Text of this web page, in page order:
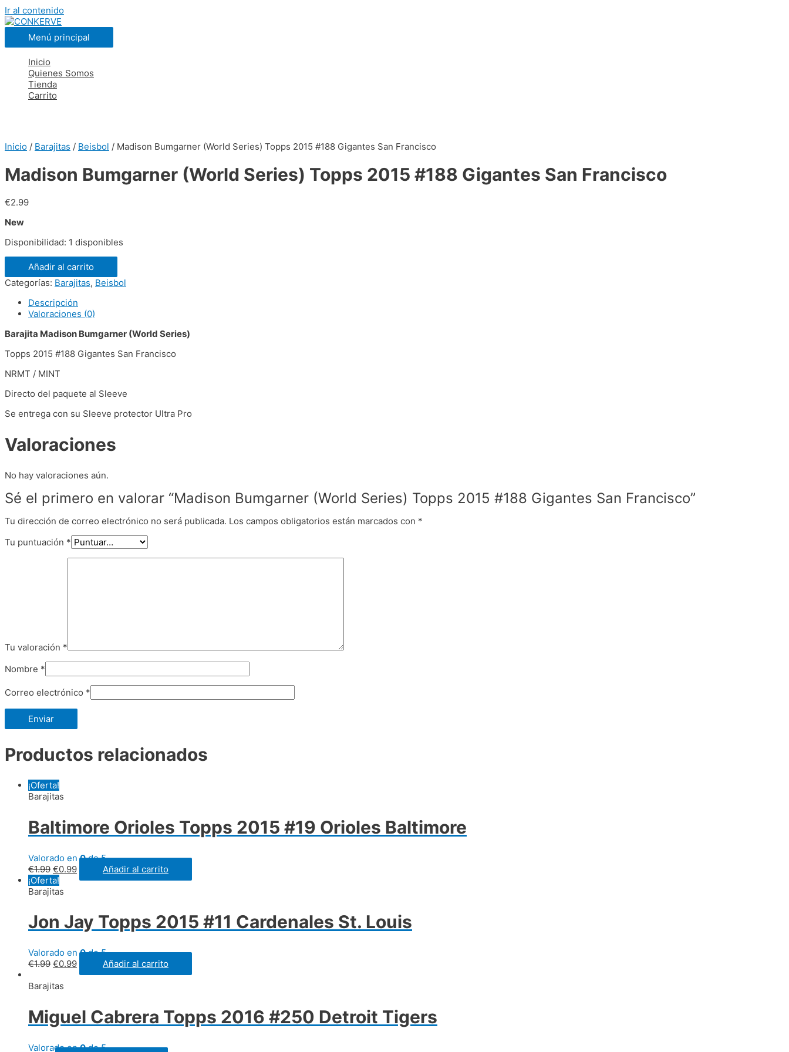
Ir al contenido
Menú principal
Inicio
Quienes Somos
Tienda
Carrito
Inicio / Barajitas / Beisbol / Madison Bumgarner (World Series) Topps 2015 #188 Gigantes San Francisco
Madison Bumgarner (World Series) Topps 2015 #188 Gigantes San Francisco
€2.99
New
Disponibilidad: 1 disponibles
Añadir al carrito
Categorías: Barajitas, Beisbol
Descripción
Valoraciones (0)
Barajita Madison Bumgarner (World Series)
Topps 2015 #188 Gigantes San Francisco
NRMT / MINT
Directo del paquete al Sleeve
Se entrega con su Sleeve protector Ultra Pro
Valoraciones
No hay valoraciones aún.
Sé el primero en valorar “Madison Bumgarner (World Series) Topps 2015 #188 Gigantes San Francisco”
Tu dirección de correo electrónico no será publicada. Los campos obligatorios están marcados con *
Tu puntuación *
Tu valoración *
Nombre *
Correo electrónico *
Productos relacionados
¡Oferta!
Barajitas
Baltimore Orioles Topps 2015 #19 Orioles Baltimore
Valorado en0de 5
€1.99 €0.99
Añadir al carrito
¡Oferta!
Barajitas
Jon Jay Topps 2015 #11 Cardenales St. Louis
Valorado en0de 5
€1.99 €0.99
Añadir al carrito
Barajitas
Miguel Cabrera Topps 2016 #250 Detroit Tigers
Valorado en0de 5